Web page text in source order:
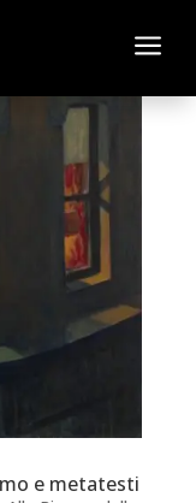
a
e metatesti